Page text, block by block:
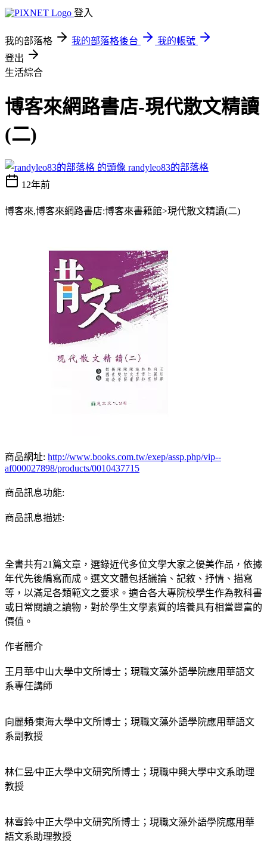
登入
我的部落格 我的部落格後台
我的帳號
登出
生活綜合
博客來網路書店-現代散文精讀
(二)
randyleo83的部落格
12年前
博客來,博客來網路書店:博客來書籍館>現代散文精讀(二)
商品網址: http://www.books.com.tw/exep/assp.php/vip--
af000027898/products/0010437715
商品訊息功能:
商品訊息描述:
全書共有21篇文章，選錄近代多位文學大家之優美作品，依據
年代先後編寫而成。選文文體包括議論、記敘、抒情、描寫
等，以滿足各類範文之要求。適合各大專院校學生作為教科書
或日常閱讀之讀物，對於學生文學素質的培養具有相當豐富的
價值。
作者簡介
王月華∕中山大學中文所博士；現職文藻外語學院應用華語文
系專任講師
向麗頻∕東海大學中文所博士；現職文藻外語學院應用華語文
系副教授
林仁昱∕中正大學中文研究所博士；現職中興大學中文系助理
教授
林雪鈴∕中正大學中文研究所博士；現職文藻外語學院應用華
語文系助理教授